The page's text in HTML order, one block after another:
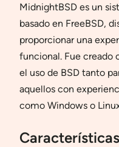
MidnightBSD es un
basado en FreeBSD,
proporcionar una
funcional. Fue creado
el uso de BSD tanto
aquellos con
como Windows o